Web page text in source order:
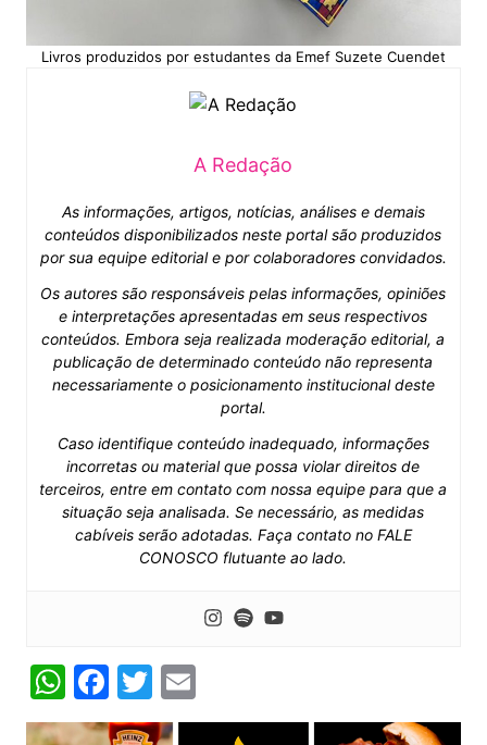
Livros produzidos por estudantes da Emef Suzete Cuendet
A Redação
As informações, artigos, notícias, análises e demais
conteúdos disponibilizados neste portal são produzidos
por sua equipe editorial e por colaboradores convidados.
Os autores são responsáveis pelas informações, opiniões
e interpretações apresentadas em seus respectivos
conteúdos. Embora seja realizada moderação editorial, a
publicação de determinado conteúdo não representa
necessariamente o posicionamento institucional deste
portal.
Caso identifique conteúdo inadequado, informações
incorretas ou material que possa violar direitos de
terceiros, entre em contato com nossa equipe para que a
situação seja analisada. Se necessário, as medidas
cabíveis serão adotadas. Faça contato no FALE
CONOSCO flutuante ao lado.
W
h
F
a
T
w
E
m